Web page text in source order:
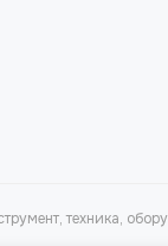
техника,